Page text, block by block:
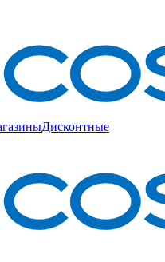
Дисконтные